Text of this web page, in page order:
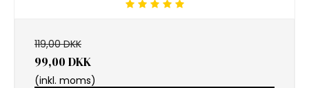
119,00 DKK
99,00 DKK
(inkl. moms)